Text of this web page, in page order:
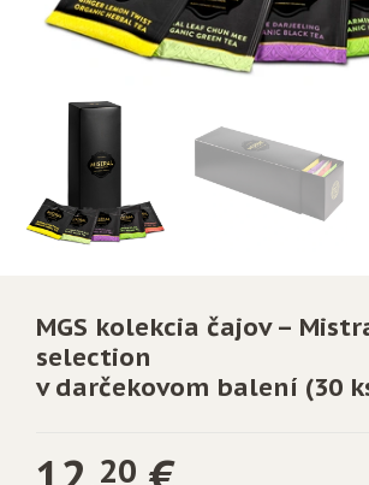
MGS kolekcia čajov –
selection
v darčekovom balení (30
20